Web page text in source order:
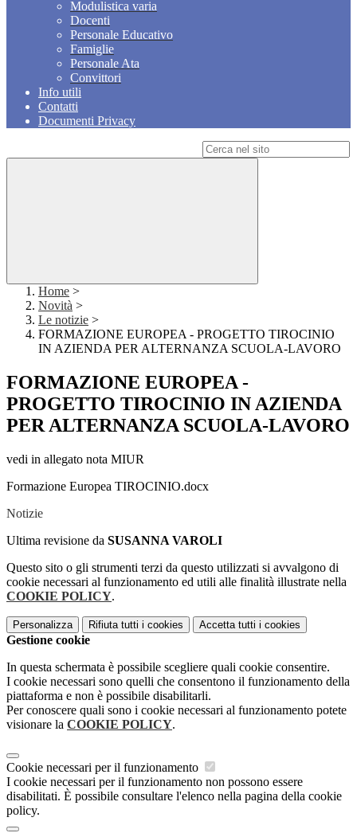
Modulistica varia
Docenti
Personale Educativo
Famiglie
Personale Ata
Convittori
Info utili
Contatti
Documenti Privacy
Home >
Novità >
Le notizie >
FORMAZIONE EUROPEA - PROGETTO TIROCINIO
IN AZIENDA PER ALTERNANZA SCUOLA-LAVORO
FORMAZIONE EUROPEA -
PROGETTO TIROCINIO IN AZIENDA
PER ALTERNANZA SCUOLA-LAVORO
vedi in allegato nota MIUR
Formazione Europea TIROCINIO.docx
Notizie
Ultima revisione da SUSANNA VAROLI
Questo sito o gli strumenti terzi da questo utilizzati si avvalgono di
cookie necessari al funzionamento ed utili alle finalità illustrate nella
COOKIE POLICY.
Personalizza Rifiuta tutti i cookies Accetta tutti i cookies
Gestione cookie
In questa schermata è possibile scegliere quali cookie consentire.
I cookie necessari sono quelli che consentono il funzionamento della
piattaforma e non è possibile disabilitarli.
Per conoscere quali sono i cookie necessari al funzionamento potete
visionare la COOKIE POLICY.
Cookie necessari per il funzionamento
I cookie necessari per il funzionamento non possono essere
disabilitati. È possibile consultare l'elenco nella pagina della cookie
policy.